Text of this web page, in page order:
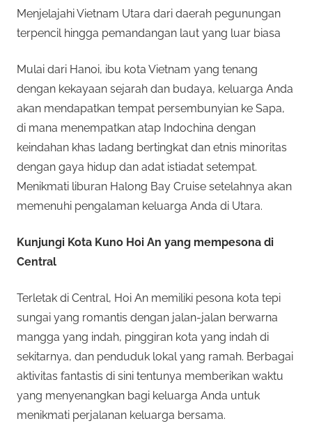
Menjelajahi Vietnam Utara dari daerah pegunungan
terpencil hingga pemandangan laut yang luar biasa
Mulai dari Hanoi, ibu kota Vietnam yang tenang
dengan kekayaan sejarah dan budaya, keluarga Anda
akan mendapatkan tempat persembunyian ke Sapa,
di mana menempatkan atap Indochina dengan
keindahan khas ladang bertingkat dan etnis minoritas
dengan gaya hidup dan adat istiadat setempat.
Menikmati liburan Halong Bay Cruise setelahnya akan
memenuhi pengalaman keluarga Anda di Utara.
Kunjungi Kota Kuno Hoi An yang mempesona di
Central
Terletak di Central, Hoi An memiliki pesona kota tepi
sungai yang romantis dengan jalan-jalan berwarna
mangga yang indah, pinggiran kota yang indah di
sekitarnya, dan penduduk lokal yang ramah. Berbagai
aktivitas fantastis di sini tentunya memberikan waktu
yang menyenangkan bagi keluarga Anda untuk
menikmati perjalanan keluarga bersama.